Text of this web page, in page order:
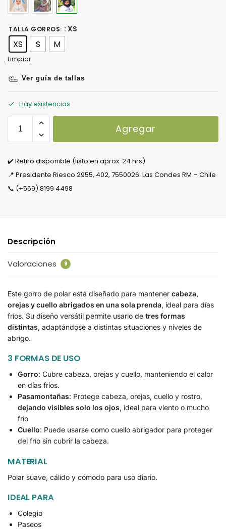
TALLA GORROS: : XS
XS S M
Limpiar
Ver guía de tallas
Hay existencias
Agregar
✔️ Retiro disponible (listo en aprox. 24 hrs)
📍 Presidente Riesco 2955, 402, 7550026. Las Condes RM – Chile
📞 (+569) 8199 4498
Descripción
Valoraciones 9
Este gorro de polar está diseñado para mantener cabeza,
orejas y cuello abrigados en una sola prenda, ideal para días
fríos. Su diseño versátil permite usarlo de tres formas
distintas, adaptándose a distintas situaciones y niveles de
abrigo.
3 FORMAS DE USO
Gorro: Cubre cabeza, orejas y cuello, manteniendo el calor
en días fríos.
Pasamontañas: Protege cabeza, orejas, cuello y rostro,
dejando visibles solo los ojos, ideal para viento o mucho
frío
Cuello: Puede usarse como cuello abrigador para proteger
del frío sin cubrir la cabeza.
MATERIAL
Polar suave, cálido y cómodo para uso diario.
IDEAL PARA
Colegio
Paseos